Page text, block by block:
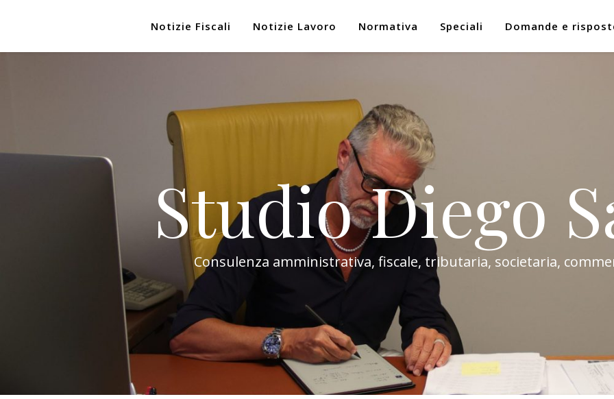
Notizie Fiscali Notizie Lavoro Normativa Speciali Domande e
Studio Diego
Consulenza amministrativa, fiscale, tributaria, societaria,